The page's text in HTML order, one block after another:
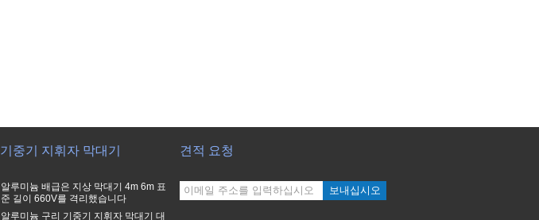
기중기 지휘자 막대기
알루미늄 배급은 지상 막대기 4m 6m 표
준 길이 660V를 격리했습니다
알루미늄 구리 기중기 지휘자 막대기 대
견적 요청
보내십시오